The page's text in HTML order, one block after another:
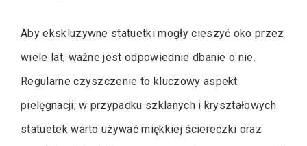
Aby ekskluzywne statuetki mogły cieszyć oko przez
wiele lat, ważne jest odpowiednie dbanie o nie.
Regularne czyszczenie to kluczowy aspekt
pielęgnacji; w przypadku szklanych i kryształowych
statuetek warto używać miękkiej ściereczki oraz